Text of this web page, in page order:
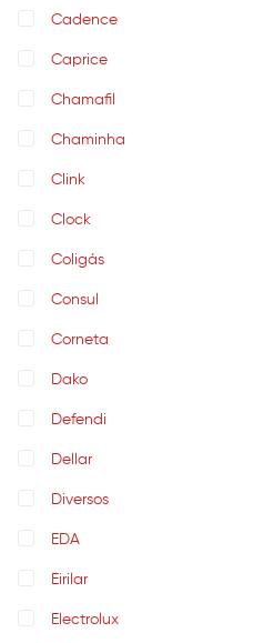
Cadence
Caprice
Chamafil
Chaminha
Clink
Clock
Coligás
Consul
Corneta
Dako
Defendi
Dellar
Diversos
EDA
Eirilar
Electrolux